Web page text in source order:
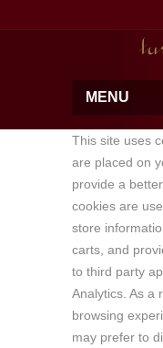
MENU
This site uses
are placed on
provide a
cookies are
store
carts, and
to third party
Analytics. As a
browsing
may prefer to